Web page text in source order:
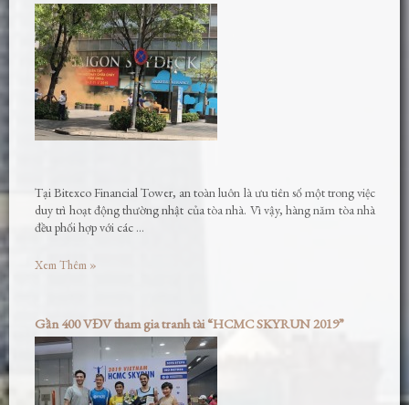
Tại Bitexco Financial Tower, an toàn luôn là ưu tiên số một trong việc
duy trì hoạt động thường nhật của tòa nhà. Vì vậy, hàng năm tòa nhà
đều phối hợp với các …
Xem Thêm »
Gần 400 VĐV tham gia tranh tài “HCMC SKYRUN 2019”